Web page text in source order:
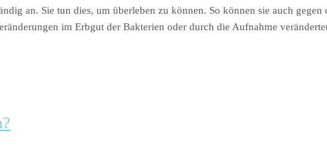
an. Sie tun dies, um überleben zu können. So können sie auch
im Erbgut der Bakterien oder durch die Aufnahme